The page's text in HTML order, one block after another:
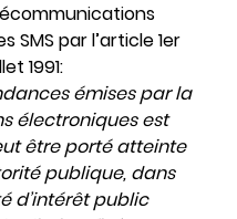
SMS par l’article 1er
1991:
émises par la
électroniques est
être porté atteinte
publique, dans
d’intérêt public